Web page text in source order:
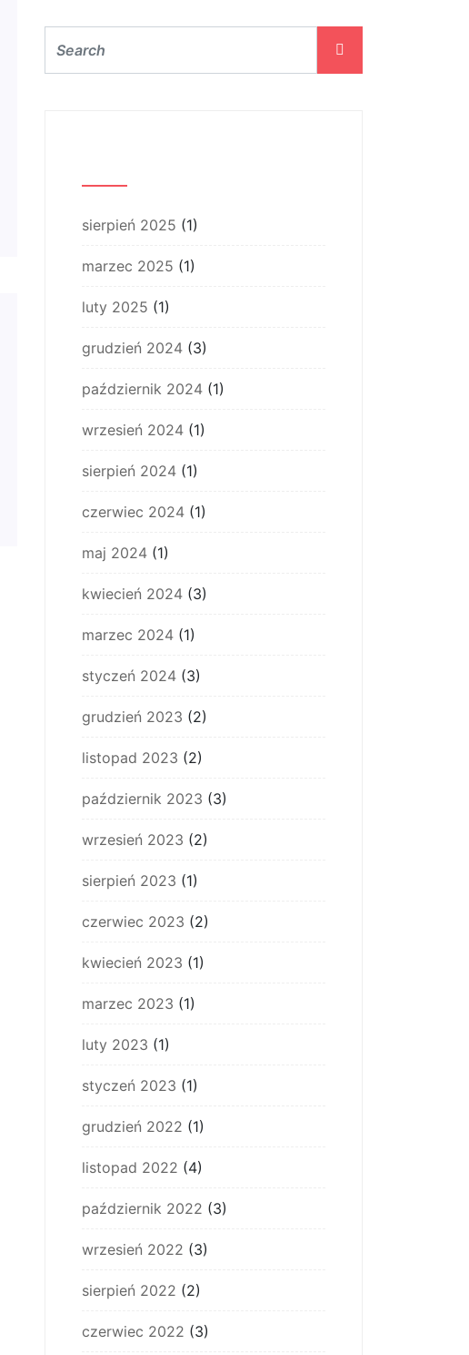
sierpień 2025 (1)
marzec 2025 (1)
luty 2025 (1)
grudzień 2024 (3)
październik 2024 (1)
wrzesień 2024 (1)
sierpień 2024 (1)
czerwiec 2024 (1)
maj 2024 (1)
kwiecień 2024 (3)
marzec 2024 (1)
styczeń 2024 (3)
grudzień 2023 (2)
listopad 2023 (2)
październik 2023 (3)
wrzesień 2023 (2)
sierpień 2023 (1)
czerwiec 2023 (2)
kwiecień 2023 (1)
marzec 2023 (1)
luty 2023 (1)
styczeń 2023 (1)
grudzień 2022 (1)
listopad 2022 (4)
październik 2022 (3)
wrzesień 2022 (3)
sierpień 2022 (2)
czerwiec 2022 (3)